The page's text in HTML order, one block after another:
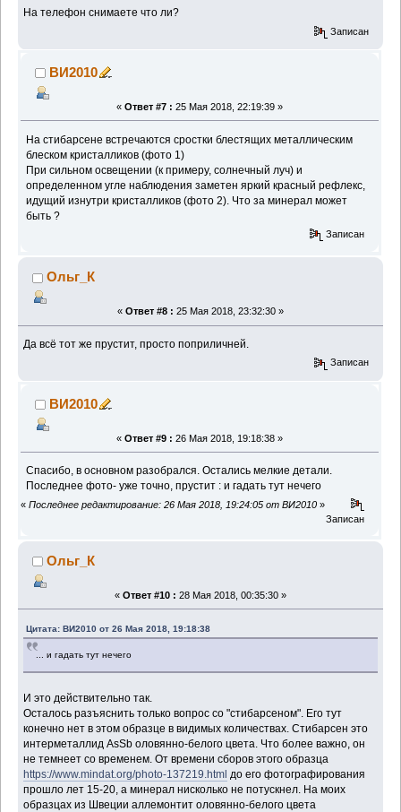
На телефон снимаете что ли?
Записан
ВИ2010
« Ответ #7 : 25 Мая 2018, 22:19:39 »
На стибарсене встречаются сростки блестящих металлическим
блеском кристалликов (фото 1)
При сильном освещении (к примеру, солнечный луч) и
определенном угле наблюдения заметен яркий красный рефлекс,
идущий изнутри кристалликов (фото 2). Что за минерал может
быть ?
Записан
Ольг_К
« Ответ #8 : 25 Мая 2018, 23:32:30 »
Да всё тот же прустит, просто поприличней.
Записан
ВИ2010
« Ответ #9 : 26 Мая 2018, 19:18:38 »
Спасибо, в основном разобрался. Остались мелкие детали.
Последнее фото- уже точно, прустит : и гадать тут нечего
« Последнее редактирование: 26 Мая 2018, 19:24:05 от ВИ2010 »
Записан
Ольг_К
« Ответ #10 : 28 Мая 2018, 00:35:30 »
Цитата: ВИ2010 от 26 Мая 2018, 19:18:38
... и гадать тут нечего
И это действительно так.
Осталось разъяснить только вопрос со "стибарсеном". Его тут
конечно нет в этом образце в видимых количествах. Стибарсен это
интерметаллид AsSb оловянно-белого цвета. Что более важно, он
не темнеет со временем. От времени сборов этого образца
https://www.mindat.org/photo-137219.html до его фотографирования
прошло лет 15-20, а минерал нисколько не потускнел. На моих
образцах из Швеции аллемонтит оловянно-белого цвета